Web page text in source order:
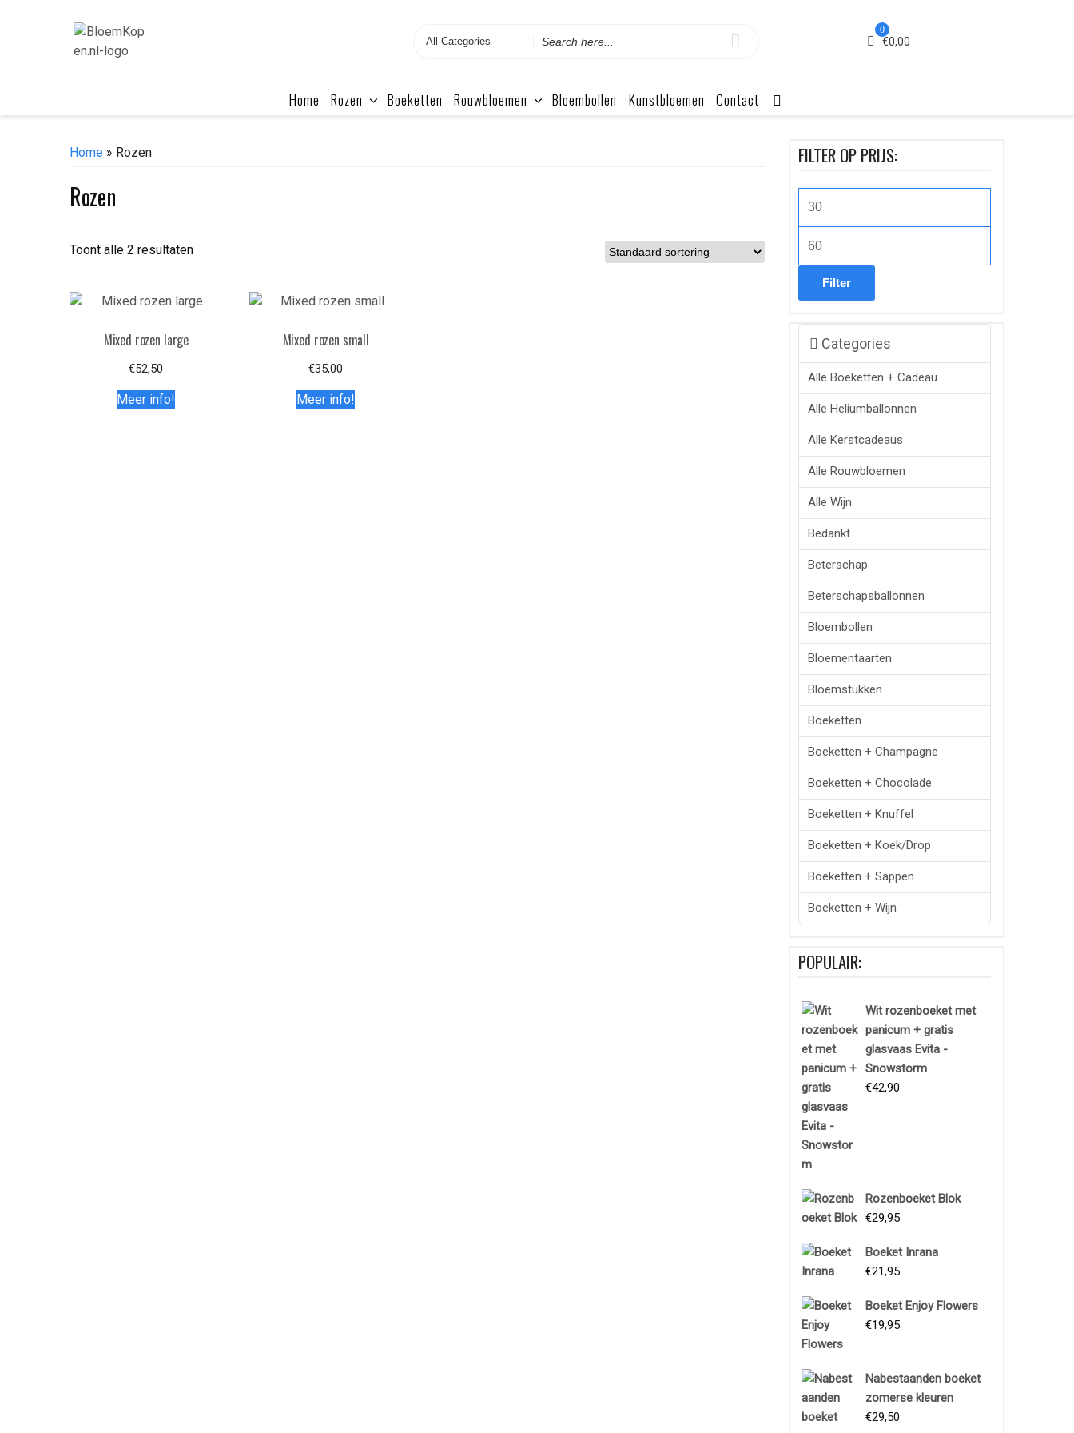
Search
0
€0,00
Home Rozen Boeketten Rouwbloemen Bloembollen Kunstbloemen Contact
Home » Rozen
Rozen
Toont alle 2 resultaten
Mixed rozen large
€52,50
Meer info!
Mixed rozen small
€35,00
Meer info!
FILTER OP PRIJS:
Min.
prijs
Max.
prijs
Filter
Categories
Alle Boeketten + Cadeau
Alle Heliumballonnen
Alle Kerstcadeaus
Alle Rouwbloemen
Alle Wijn
Bedankt
Beterschap
Beterschapsballonnen
Bloembollen
Bloementaarten
Bloemstukken
Boeketten
Boeketten + Champagne
Boeketten + Chocolade
Boeketten + Knuffel
Boeketten + Koek/drop
Boeketten + Sappen
Boeketten + Wijn
POPULAIR:
Wit rozenboeket met
panicum + gratis
glasvaas Evita -
Snowstorm
€42,90
Rozenboeket Blok
€29,95
Boeket Inrana
€21,95
Boeket Enjoy Flowers
€19,95
Nabestaanden boeket
zomerse kleuren
€29,50
Boeket